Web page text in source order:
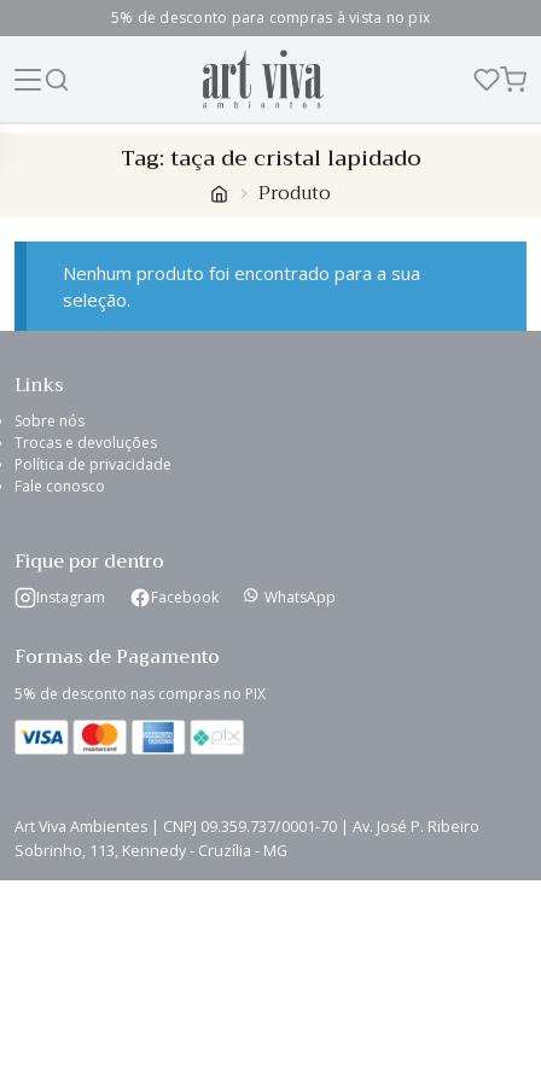
5% de desconto para compras à vista no pix
Tag:taça de cristal lapidado
Produto
Nenhum produto foi encontrado para a sua
seleção.
Links
Sobre nós
Trocas e devoluções
Política de privacidade
Fale conosco
Fique por dentro
Instagram Facebook WhatsApp
Formas de Pagamento
5% de desconto nas compras no PIX
Art Viva Ambientes | CNPJ 09.359.737/0001-70 | Av. José P. Ribeiro
Sobrinho, 113, Kennedy - Cruzília - MG